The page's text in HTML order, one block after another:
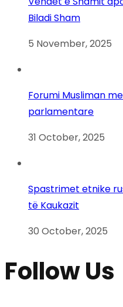
Biladi Sham
5 November, 2025
Forumi Musliman
parlamentare
31 October, 2025
Spastrimet etnike
të Kaukazit
30 October, 2025
Follow Us